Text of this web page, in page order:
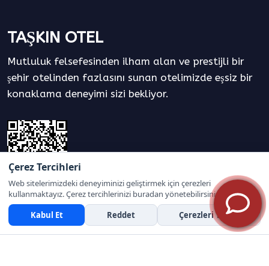
TAŞKIN OTEL
Mutluluk felsefesinden ilham alan ve prestijli bir
şehir otelinden fazlasını sunan otelimizde eşsiz bir
konaklama deneyimi sizi bekliyor.
Bizi Takip Edin
Çerez Tercihleri
Web sitelerimizdeki deneyiminizi geliştirmek için çerezleri
kullanmaktayız. Çerez tercihlerinizi buradan yönetebilirsiniz.
Kabul Et
Reddet Çerezleri Yönet